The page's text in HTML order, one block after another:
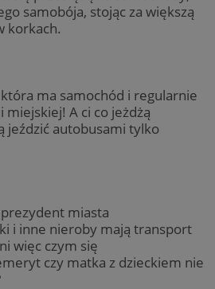
samobója, stojąc za większą
korkach.
ma samochód i regularnie
A ci co jeżdżą
jeździć autobusami tylko
miasta
i inne nieroby mają transport
więc czym się
czy matka z dzieckiem nie